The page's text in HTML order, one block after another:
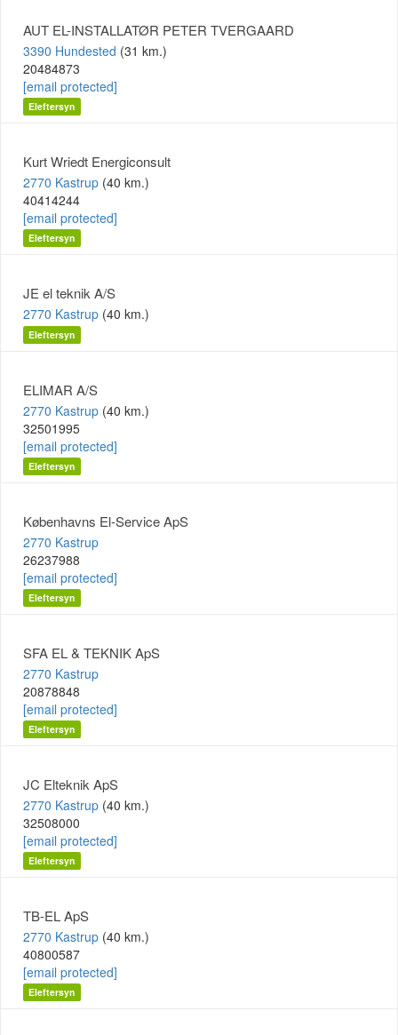
AUT EL-INSTALLATØR PETER TVERGAARD
3390 Hundested (31 km.)
20484873
[email protected]
Eleftersyn
Kurt Wriedt Energiconsult
2770 Kastrup (40 km.)
40414244
[email protected]
Eleftersyn
JE el teknik A/S
2770 Kastrup (40 km.)
Eleftersyn
ELIMAR A/S
2770 Kastrup (40 km.)
32501995
[email protected]
Eleftersyn
Københavns El-Service ApS
2770 Kastrup
26237988
[email protected]
Eleftersyn
SFA EL & TEKNIK ApS
2770 Kastrup
20878848
[email protected]
Eleftersyn
JC Elteknik ApS
2770 Kastrup (40 km.)
32508000
[email protected]
Eleftersyn
TB-EL ApS
2770 Kastrup (40 km.)
40800587
[email protected]
Eleftersyn